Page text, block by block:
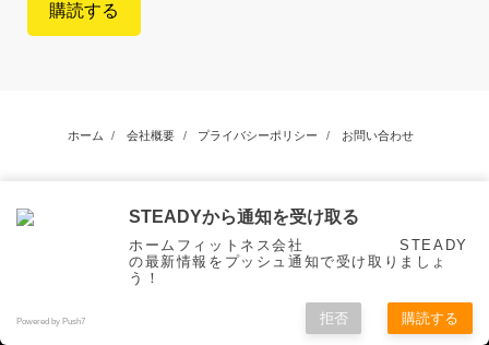
購読する
ホーム 会社概要 プライバシーポリシー お問い合わせ
STEADYから通知を受け取る
ホームフィットネス会社 STEADY
の最新情報をプッシュ通知で受け取りましょ
う！
Powered by Push7 拒否 購読する